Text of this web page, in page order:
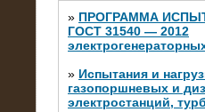
» ПРОГРАММА
ГОСТ 31540 — 2012
» Испытания и
газопоршневых и
электростанций,